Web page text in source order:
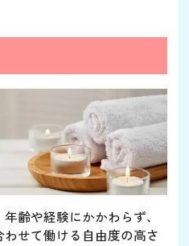
齢や経験にかかわらず、
せて働ける自由度の高さ